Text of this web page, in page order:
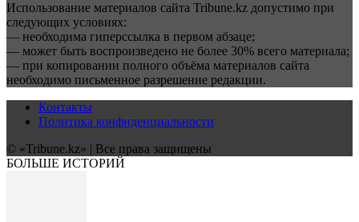
Использование материалов сайта Tribune.kz допустимо при
следующих условиях:
— необходима гиперссылка в первом абзаце;
— может быть воспроизведено не более 30% всего материала;
— при копировании полного объёма материалов сайта
необходимо письменное разрешение редакции.
Контакты
Политика конфиденциальности
© «Tribune.kz» | Все права защищены
БОЛЬШЕ ИСТОРИЙ